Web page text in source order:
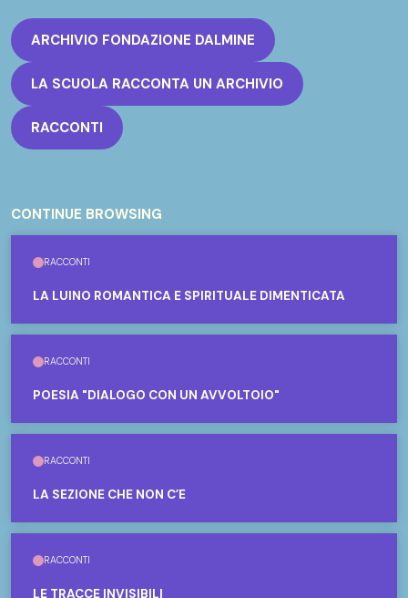
ARCHIVIO FONDAZIONE DALMINE
LA SCUOLA RACCONTA UN ARCHIVIO
RACCONTI
CONTINUE BROWSING
RACCONTI
LA LUINO ROMANTICA E SPIRITUALE DIMENTICATA
RACCONTI
POESIA "DIALOGO CON UN AVVOLTOIO"
RACCONTI
LA SEZIONE CHE NON C’È
RACCONTI
LE TRACCE INVISIBILI